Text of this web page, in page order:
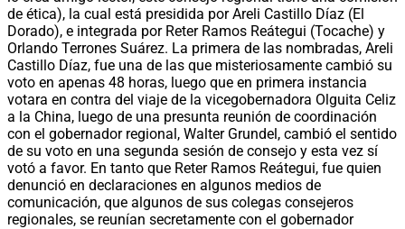
de ética), la cual está presidida por Areli Castillo Díaz (El
Dorado), e integrada por Reter Ramos Reátegui (Tocache) y
Orlando Terrones Suárez. La primera de las nombradas, Areli
Castillo Díaz, fue una de las que misteriosamente cambió su
voto en apenas 48 horas, luego que en primera instancia
votara en contra del viaje de la vicegobernadora Olguita Celiz
a la China, luego de una presunta reunión de coordinación
con el gobernador regional, Walter Grundel, cambió el sentido
de su voto en una segunda sesión de consejo y esta vez sí
votó a favor. En tanto que Reter Ramos Reátegui, fue quien
denunció en declaraciones en algunos medios de
comunicación, que algunos de sus colegas consejeros
regionales, se reunían secretamente con el gobernador